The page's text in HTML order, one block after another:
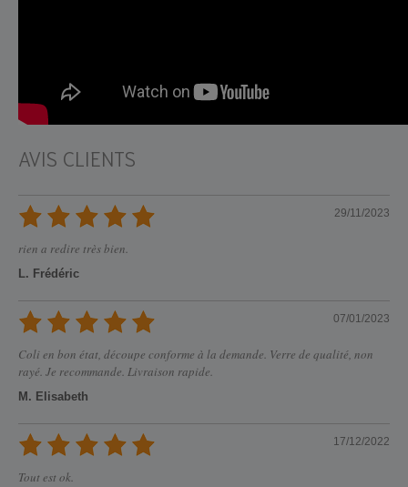
AVIS CLIENTS
29/11/2023
rien a redire très bien.
L. Frédéric
07/01/2023
Coli en bon état, découpe conforme à la demande. Verre de qualité, non
rayé. Je recommande. Livraison rapide.
M. Elisabeth
17/12/2022
Tout est ok.